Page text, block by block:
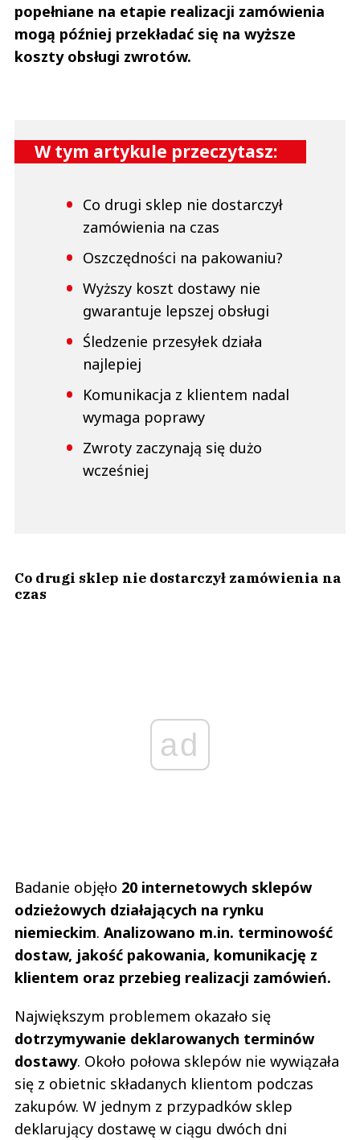
popełniane na etapie realizacji zamówienia
mogą później przekładać się na wyższe
koszty obsługi zwrotów.
W tym artykule przeczytasz:
Co drugi sklep nie dostarczył
zamówienia na czas
Oszczędności na pakowaniu?
Wyższy koszt dostawy nie
gwarantuje lepszej obsługi
Śledzenie przesyłek działa
najlepiej
Komunikacja z klientem nadal
wymaga poprawy
Zwroty zaczynają się dużo
wcześniej
Co drugi sklep nie dostarczył zamówienia na
czas
ad
Badanie objęło 20 internetowych sklepów
odzieżowych działających na rynku
niemieckim. Analizowano m.in. terminowość
dostaw, jakość pakowania, komunikację z
klientem oraz przebieg realizacji zamówień.
Największym problemem okazało się
dotrzymywanie deklarowanych terminów
dostawy. Około połowa sklepów nie wywiązała
się z obietnic składanych klientom podczas
zakupów. W jednym z przypadków sklep
deklarujący dostawę w ciągu dwóch dni